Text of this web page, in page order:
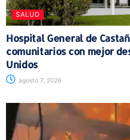
SALUD
Hospital General de
comunitarios con mejor
Unidos
agosto 7, 2026